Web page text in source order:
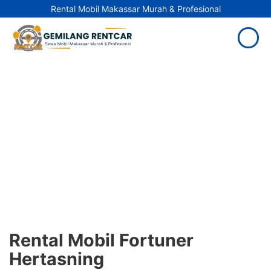
Rental Mobil Makassar Murah & Profesional
Rental Mobil Fortuner
Hertasning